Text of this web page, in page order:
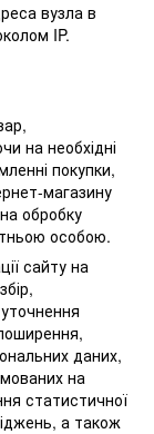
вузла в
IP.
на необхідні
покупки,
магазину
обробку
особою.
сайту на
даних,
на
статистичної
а також